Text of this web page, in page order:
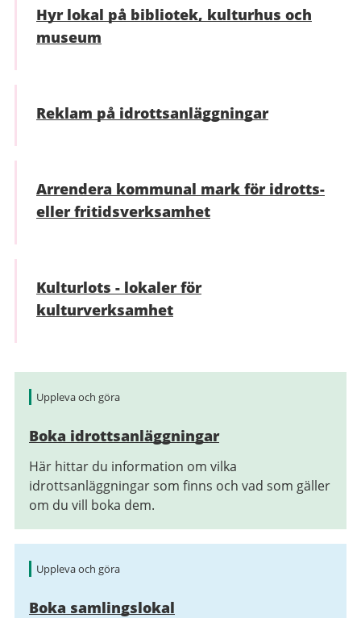
Hyr lokal på bibliotek, kulturhus och
museum
Reklam på idrotts­anläggningar
Arrendera kommunal mark för idrotts-
eller fritidsverksamhet
Kulturlots - lokaler för
kulturverksamhet
Relaterad
Uppleva och göra
Boka idrottsanläggningar
Här hittar du information om vilka
idrottsanläggningar som finns och vad som gäller
om du vill boka dem.
Uppleva och göra
Boka samlingslokal